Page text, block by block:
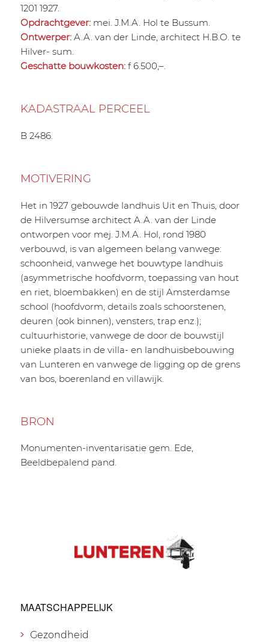
1201 1927.
Opdrachtgever:mei. J.M.A. Hol te Bussum.
Ontwerper:A.A. van der Linde, architect H.B.O. te
Hilver- sum.
Geschatte bouwkosten:f 6.500,–.
KADASTRAAL PERCEEL
B 2486.
MOTIVERING
Het in 1927 gebouwde landhuis Uit en Thuis, door
de Hilversumse architect A.A. van der Linde
ontworpen voor mej. J.M.A. Hol, rond 1980
verbouwd, is van algemeen belang vanwege:
schoonheid, vanwege het bouwtype landhuis
(asymmetrische hoofdvorm, toepassing van hout
en riet, bloembakken) en de stijl Amsterdamse
school (hoofdvorm, details zoals schoorstenen,
deuren (ook binnen), vensters, trap enz.);
cultuurhistorie, vanwege de door de bouwstijl
unieke plaats in de villa- en landhuisbebouwing
van Lunteren en vanwege de ligging op de grens
van bos, boerenland en villawijk.
BRON
Monumenten-inventarisatie gem. Ede,
Beeldbepalend pand.
MAATSCHAPPELIJK
Gezondheid